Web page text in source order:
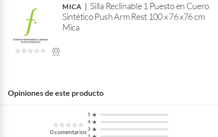
B
a
MICA
Silla Reclinable 1 Puesto en Cuero
Sintético Push Arm Rest 100 x 76 x76 cm
Mica
(0)
Opiniones de este producto
0comentarios 3
4
5